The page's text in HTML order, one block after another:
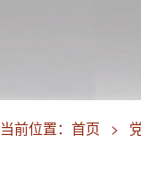
当前位置： 首页 >